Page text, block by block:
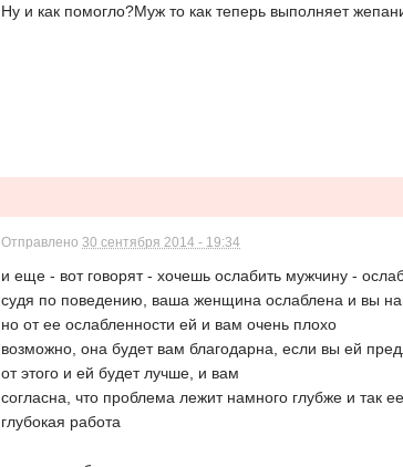
Ну и как помогло?Муж то как теперь выполняет
Отправлено30 сентября 2014 - 19:34
и еще - вот говорят - хочешь ослабить мужчину -
судя по поведению, ваша женщина ослаблена и вы
но от ее ослабленности ей и вам очень плохо
возможно, она будет вам благодарна, если вы ей
от этого и ей будет лучше, и вам
согласна, что проблема лежит намного глубже и так
глубокая работа